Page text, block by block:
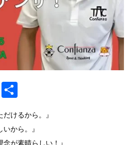
Line
けるから。』
から。』
念が素晴らしい！』